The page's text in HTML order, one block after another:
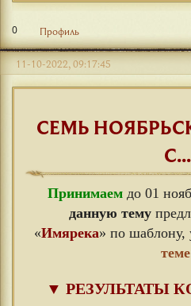
0 Профиль
11-10-2022, 09:17:45
СЕМЬ
С...
Принимаемдо 01
данную тему
«Имярека» по шаблону,
теме
▼ РЕЗУЛЬТАТЫ